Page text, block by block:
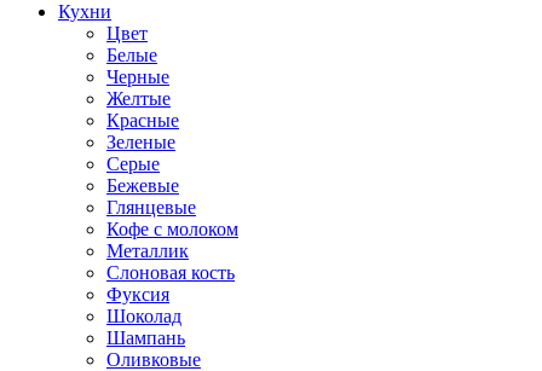
Кухни
Цвет
Белые
Черные
Желтые
Красные
Зеленые
Серые
Бежевые
Глянцевые
Кофе с молоком
Металлик
Слоновая кость
Фуксия
Шоколад
Шампань
Оливковые